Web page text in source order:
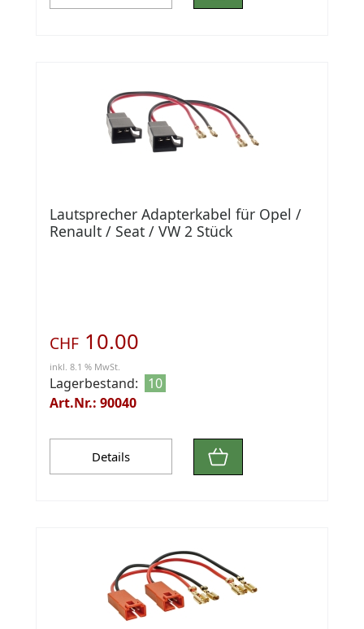
Lautsprecher Adapterkabel für Opel /
Renault / Seat / VW 2 Stück
CHF 10.00
inkl. 8.1 % MwSt.
Lagerbestand:
10
Art.Nr.: 90040
Details